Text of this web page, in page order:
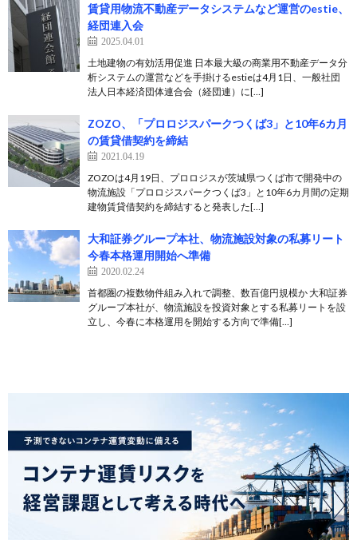
賃貸用物流不動産データシステムなど運営のestie、
経団連入会
2025.04.01
土地建物の有効活用促進 日本最大級の商業用不動産データ分
析システムの運営などを手掛けるestieは4月1日、一般社団
法人日本経済団体連合会（経団連）に[…]
ZOZO、「プロロジスパークつくば3」と10年6カ月
の賃貸借契約を締結
2021.04.19
ZOZOは4月19日、プロロジスが茨城県つくば市で開発中の
物流施設「プロロジスパークつくば3」と10年6カ月間の定期
建物賃貸借契約を締結すると発表した[…]
大和証券グループ本社、物流施設対象の私募リート
今春本格運用開始へ準備
2020.02.24
首都圏の複数物件組み入れで調整、数百億円規模か 大和証券
グループ本社が、物流施設を投資対象とする私募リートを設
立し、今春に本格運用を開始する方向で準備[…]